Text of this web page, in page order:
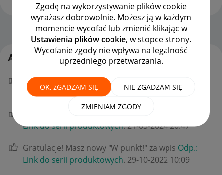
Zgodę na wykorzystywanie plików cookie
wyrażasz dobrowolnie. Możesz ją w każdym
momencie wycofać lub zmienić klikając w
Ustawienia plików cookie, w stopce strony.
Wycofanie zgody nie wpływa na legalność
uprzedniego przetwarzania.
OK, ZGADZAM SIĘ NIE ZGADZAM SIĘ
ZMIENIAM ZGODY
Strona Główna OPCJE
Aktywność Dog-Way
Gratulacje! Masz nowy "W punkt!" za wpis
Link do serii produktowych .‎23-01-2025 09:18
Link do serii produktowych.‎21-03-202420:47
Gratulacje! Masz nowy "W punkt!" za wpis Odp.:
Link do serii produktowych. ‎29-10-2022 10:09